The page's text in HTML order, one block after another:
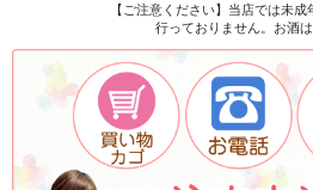
【ご注意ください】当店では未
行っておりません。お酒は